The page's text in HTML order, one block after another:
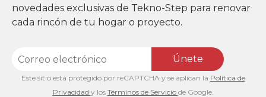
novedades exclusivas de Tekno-Step para renovar
cada rincón de tu hogar o proyecto.
Únete
Este sitio está protegido por reCAPTCHA y se aplican la Política de
Privacidad y los Términos de Servicio de Google.